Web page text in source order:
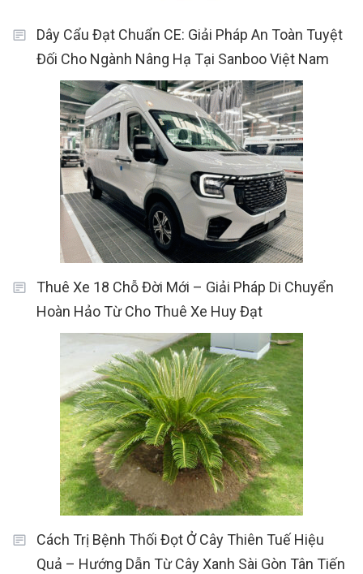
Dây Cẩu Đạt Chuẩn CE: Giải Pháp An Toàn Tuyệt
Đối Cho Ngành Nâng Hạ Tại Sanboo Việt Nam
Thuê Xe 18 Chỗ Đời Mới – Giải Pháp Di Chuyển
Hoàn Hảo Từ Cho Thuê Xe Huy Đạt
Cách Trị Bệnh Thối Đọt Ở Cây Thiên Tuế Hiệu
Quả – Hướng Dẫn Từ Cây Xanh Sài Gòn Tân Tiến